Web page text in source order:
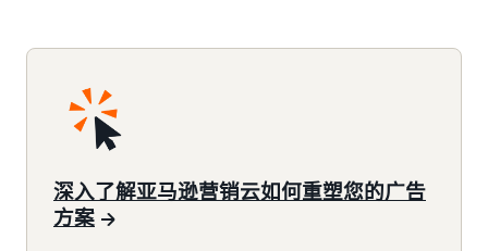
深入了解亚马逊营销云如何重塑您的广告
方案